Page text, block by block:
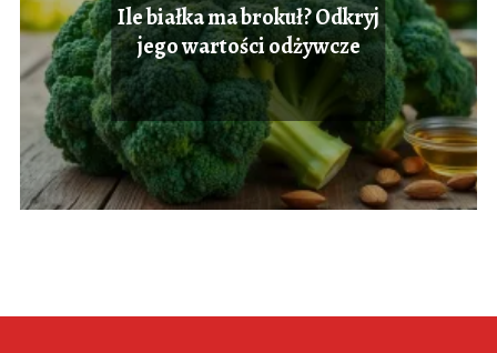
Ile białka ma brokuł? Odkryj
jego wartości odżywcze